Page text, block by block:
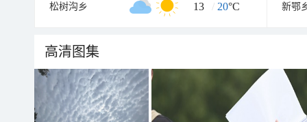
松树沟乡 13 / 20°C 新鄂
高清图集